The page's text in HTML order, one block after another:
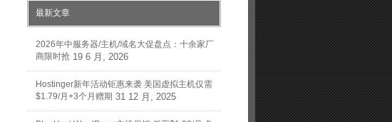
最新文章
2026年中服务器/主机/域名大促盘点：十余家厂
商限时抢 19 6 月, 2026
Hostinger新年活动钜惠来袭 美国虚拟主机仅需
$1.79/月+3个月赠期 31 12 月, 2025